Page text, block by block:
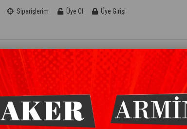
Siparişlerim Üye Ol Üye Girişi
KOTON EŞARP ŞAL AKSESUAR FIRSAT